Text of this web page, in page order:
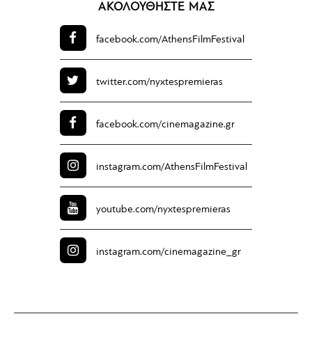
ΑΚΟΛΟΥΘΗΣΤΕ ΜΑΣ
facebook.com/AthensFilmFestival
twitter.com/nyxtespremieras
facebook.com/cinemagazine.gr
instagram.com/AthensFilmFestival
youtube.com/nyxtespremieras
instagram.com/cinemagazine_gr